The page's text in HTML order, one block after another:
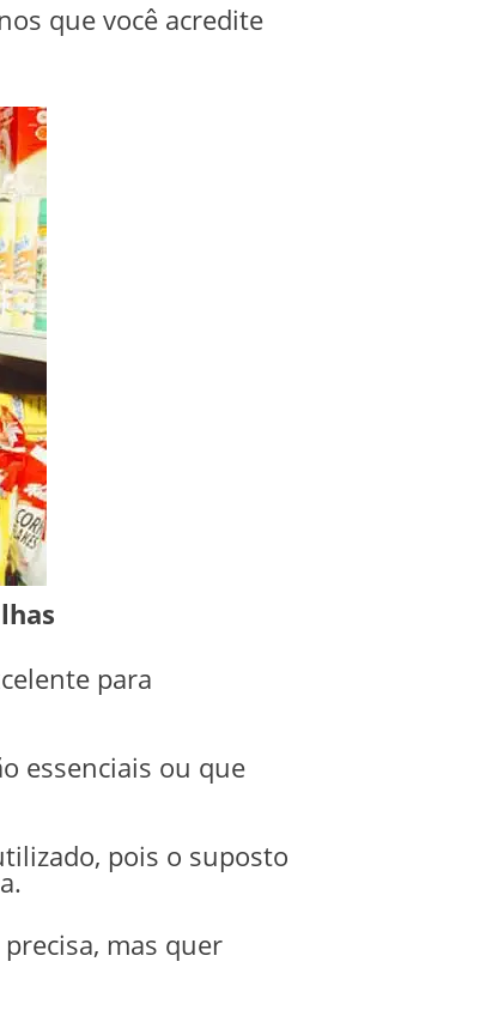
que você acredite
para
essenciais ou que
pois o suposto
mas quer